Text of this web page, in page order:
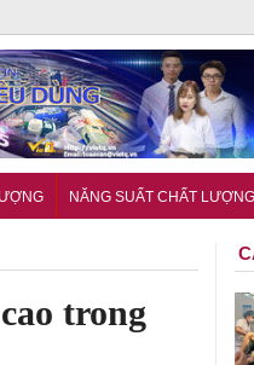
NĂNG SUẤT CHẤT LƯỢNG
trong